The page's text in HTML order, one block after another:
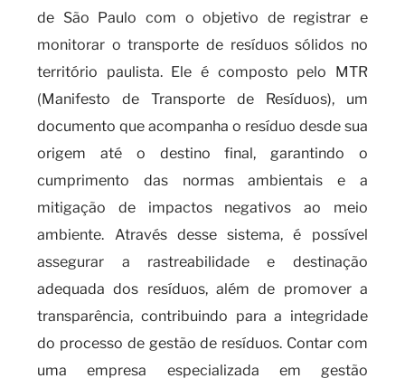
de São Paulo com o objetivo de registrar e
monitorar o transporte de resíduos sólidos no
território paulista. Ele é composto pelo MTR
(Manifesto de Transporte de Resíduos), um
documento que acompanha o resíduo desde sua
origem até o destino final, garantindo o
cumprimento das normas ambientais e a
mitigação de impactos negativos ao meio
ambiente. Através desse sistema, é possível
assegurar a rastreabilidade e destinação
adequada dos resíduos, além de promover a
transparência, contribuindo para a integridade
do processo de gestão de resíduos. Contar com
uma empresa especializada em gestão